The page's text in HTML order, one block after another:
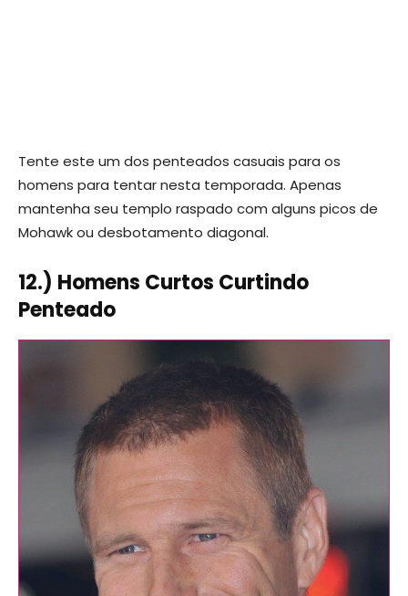
Tente este um dos penteados casuais para os
homens para tentar nesta temporada. Apenas
mantenha seu templo raspado com alguns picos de
Mohawk ou desbotamento diagonal.
12.) Homens Curtos Curtindo
Penteado